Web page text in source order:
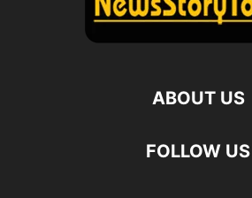
ABOUT US
FOLLOW US